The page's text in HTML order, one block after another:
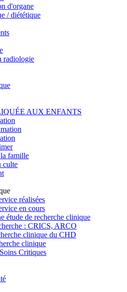
d'organe
/ diététique
radiologie
AUX ENFANTS
famille
culte
réalisées
en cours
étude de recherche clinique
: CRICS, ARCO
clinique du CHD
clinique
Critiques